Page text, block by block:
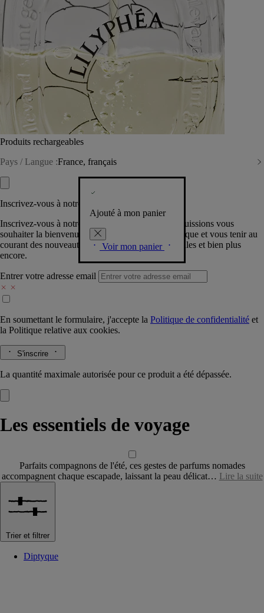
Produits rechargeables
Pays / Langue :France, français
Ajouté à mon panier
Voir mon panier
Inscrivez-vous à notre Newsletter
Inscrivez-vous à notre newsletter pour que nous puissions vous
souhaiter la bienvenue dans la communauté Diptyque et vous tenir au
courant des nouveautés, événements, offres spéciales et bien plus
encore.
Entrer votre adresse email
En soumettant le formulaire, j'accepte la Politique de confidentialité et
la Politique relative aux cookies.
S'inscrire
La quantité maximale autorisée pour ce produit a été dépassée.
Les essentiels de voyage
Parfaits compagnons de l'été, ces gestes de parfums nomades
accompagnent chaque escapade, laissant la peau délicat… Lire la suite
Trier et filtrer
Diptyque